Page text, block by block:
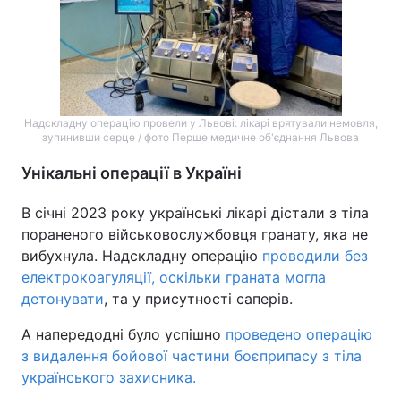
Надскладну операцію провели у Львові: лікарі врятували немовля,
зупинивши серце / фото Перше медичне об'єднання Львова
Унікальні операції в Україні
В січні 2023 року українські лікарі дістали з тіла
пораненого військовослужбовця гранату, яка не
вибухнула. Надскладну операцію проводили без
електрокоагуляції, оскільки граната могла
детонувати, та у присутності саперів.
А напередодні було успішно проведено операцію
з видалення бойової частини боєприпасу з тіла
українського захисника.